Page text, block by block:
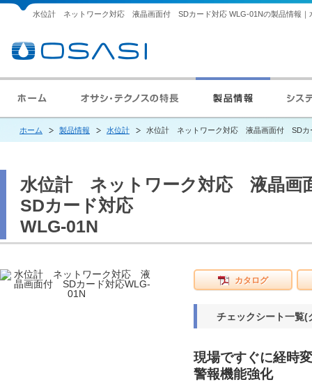
水位計 ネットワーク対応 液晶画面付 SDカード対応 WLG-01Nの製品情報｜
ホーム 製品情報 水位計 水位計 ネットワーク対応 液晶画面付 SDカ
水位計 ネットワーク対応 液晶
SDカード対応
WLG-01N
カタログ
チェックシート一覧(
現場ですぐに経時
警報機能強化